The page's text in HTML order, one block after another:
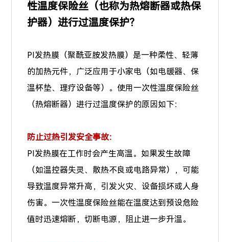
性温度保险丝（也称为热熔断器或热保
护器）进行过温度保护？
PI发热膜（聚酰亚胺发热膜）是一种柔性、轻薄
的加热元件，广泛应用于小家电（如电暖器、保
温杯垫、理疗设备等）。使用一次性温度保险丝
（热熔断器）进行过温度保护的原因如下：
防止过热引发安全事故：
PI发热膜在工作时会产生高温。如果发生故障
（如温控器失灵、散热不良或电路异常），可能
导致温度异常升高，引发火灾、设备损坏或人身
伤害。一次性温度保险丝能在温度达到预设危险
值时迅速熔断，切断电源，阻止进一步升温。